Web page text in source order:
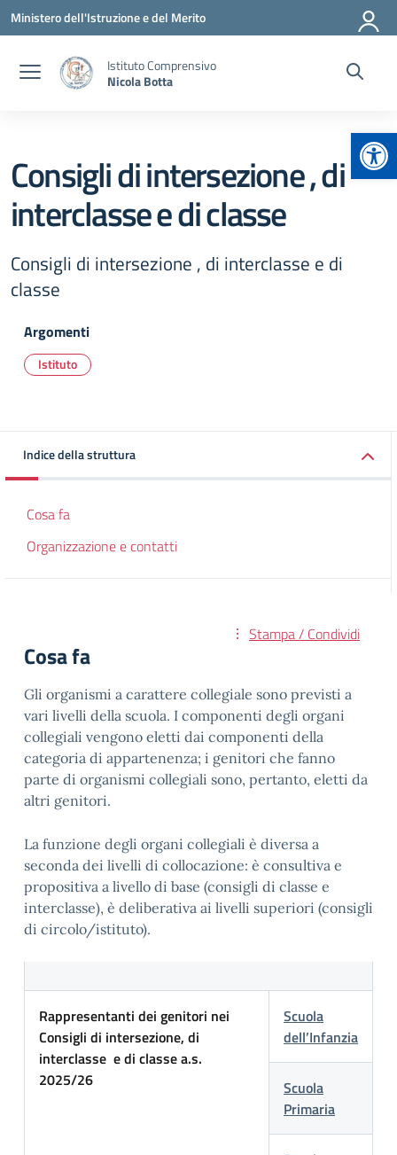
Vai ai contenuti
Vai al menu di navigazione
Vai al footer
Ministero dell'Istruzione e del Merito
Istituto Comprensivo
Nicola Botta
Consigli di intersezione , di
interclasse e di classe
Consigli di intersezione , di interclasse e di
classe
Argomenti
Istituto
Indice della struttura
Cosa fa
Organizzazione e contatti
Stampa / Condividi
Cosa fa
Gli organismi a carattere collegiale sono previsti a
vari livelli della scuola. I componenti degli organi
collegiali vengono eletti dai componenti della
categoria di appartenenza; i genitori che fanno
parte di organismi collegiali sono, pertanto, eletti da
altri genitori.
La funzione degli organi collegiali è diversa a
seconda dei livelli di collocazione: è consultiva e
propositiva a livello di base (consigli di classe e
interclasse), è deliberativa ai livelli superiori (consigli
di circolo/istituto).
Rappresentanti dei genitori nei
Consigli di intersezione, di
interclasse e di classe a.s.
2025/26
Scuola
dell’Infanzia
Scuola
Primaria